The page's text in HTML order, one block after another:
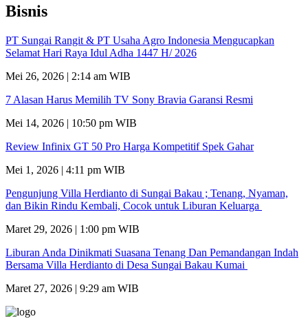
Bisnis
PT Sungai Rangit & PT Usaha Agro Indonesia Mengucapkan
Selamat Hari Raya Idul Adha 1447 H/ 2026
Mei 26, 2026 | 2:14 am WIB
7 Alasan Harus Memilih TV Sony Bravia Garansi Resmi
Mei 14, 2026 | 10:50 pm WIB
Review Infinix GT 50 Pro Harga Kompetitif Spek Gahar
Mei 1, 2026 | 4:11 pm WIB
Pengunjung Villa Herdianto di Sungai Bakau ; Tenang, Nyaman,
dan Bikin Rindu Kembali, Cocok untuk Liburan Keluarga
Maret 29, 2026 | 1:00 pm WIB
Liburan Anda Dinikmati Suasana Tenang Dan Pemandangan Indah
Bersama Villa Herdianto di Desa Sungai Bakau Kumai
Maret 27, 2026 | 9:29 am WIB